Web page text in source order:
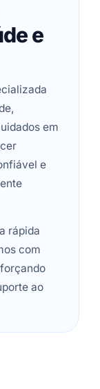
e
em
e
rápida
com
ao